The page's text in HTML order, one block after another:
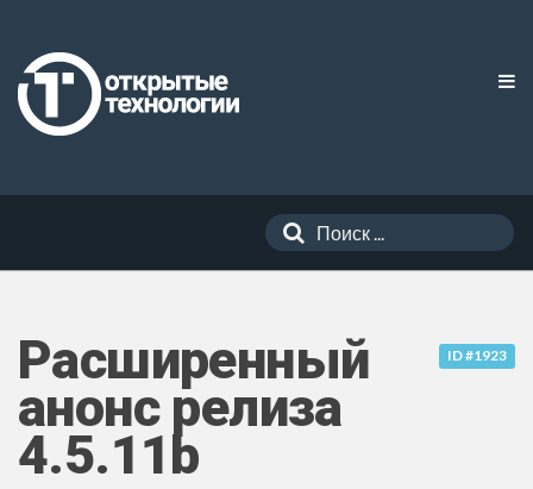
ID #1923
Расширенный
анонс релиза
4.5.11b